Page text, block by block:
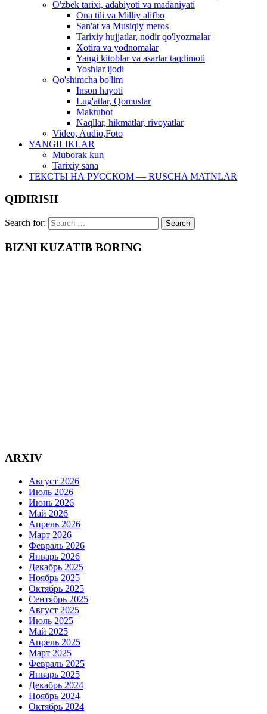
O'zbek tarixi, adabiyoti va madaniyati
Ona tili va Milliy alifbo
San'at va Musiqiy meros
Tarixiy hujjatlar, nodir qo'lyozmalar
Xotira va yodnomalar
Yangi kitoblar va asarlar taqdimoti
Yoshlar ijodi
Qo'shimcha bo'lim
Inson hayoti
Lug'atlar, Qomuslar
Maktubot
Naqllar, hikmatlar, rivoyatlar
Video, Audio,Foto
YANGILIKLAR
Muborak kun
Tarixiy sana
ТЕКСТЫ НА РУССКОМ — RUSCHA MATNLAR
QIDIRISH
Search for:
BIZNI KUZATIB BORING
ARXIV
Август 2026
Июль 2026
Июнь 2026
Май 2026
Апрель 2026
Март 2026
Февраль 2026
Январь 2026
Декабрь 2025
Ноябрь 2025
Октябрь 2025
Сентябрь 2025
Август 2025
Июль 2025
Май 2025
Апрель 2025
Март 2025
Февраль 2025
Январь 2025
Декабрь 2024
Ноябрь 2024
Октябрь 2024